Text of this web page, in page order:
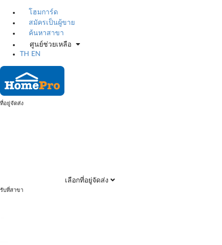
โฮมการ์ด
สมัครเป็นผู้ขาย
ค้นหาสาขา
ศูนย์ช่วยเหลือ
TH
EN
ที่อยู่จัดส่ง
เลือกที่อยู่จัดส่ง
รับที่สาขา